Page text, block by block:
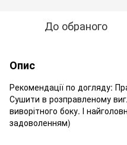
До обраного
Опис
Рекомендації по догляду:
Сушити в розправленому
виворітного боку. І
задоволенням)